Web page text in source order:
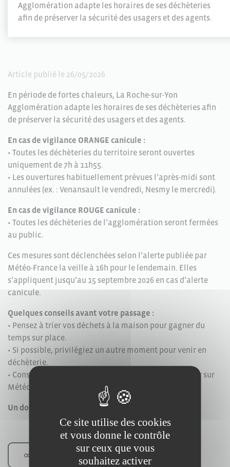
Agglomération adapte les horaires de ses déchèteries
afin de préserver la sécurité des usagers et des agents.
Article publié le 26/05/2026
En période de fortes chaleurs, La Roche-sur-Yon
Agglomération adapte les horaires de ses déchèteries afin
de préserver la sécurité des usagers et des agents.
En cas de vigilance ORANGE canicule :
• Toutes les déchèteries du territoire seront ouvertes
uniquement de 7h à 11h55.
• Les ouvertures habituellement prévues l’après-midi sont
annulées (ex. : Venansault le vendredi, Nesmy le mercredi).
En cas de vigilance ROUGE canicule :
• Toutes les déchèteries de l’agglomération seront fermées
au public.
Ces mesures sont déclenchées selon l’alerte publiée par
Météo-France la veille à 16h pour le lendemain. Elles
s’appliquent jusqu’au 15 septembre 2026 en cas d’alerte
canicule.
Quelques conseils avant votre passage :
• Pensez à trier vos déchets à la maison pour gagner du
temps sur place.
• Si possible, privilégiez un autre moment pour venir en
déchèterie.
• Consultez la vigilance météo avant de vous déplacer sur
Météo-France
Un doute, une question ? Contactez le 02 51 05 59 91.
Ce site utilise des cookies
et vous donne le contrôle
sur ceux que vous
souhaitez activer